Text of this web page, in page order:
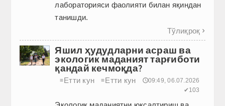
лабораторияси фаолияти билан яқиндан
танишди.
Тўлиқроқ 
Яшил ҳудудларни асраш ва
экологик маданият тарғиботи
қандай кечмоқда?
≡Етти кун ≡Етти кун
🕔09:49, 06.07.2026
✔103